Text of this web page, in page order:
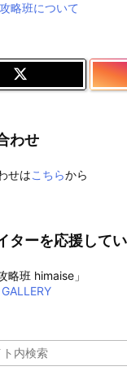
略班について
わせ
せはこちらから
ターを応援して
略班 himaise」